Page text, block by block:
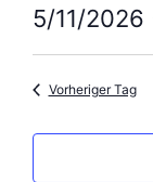
5/11/2026
wählen.
Vorheriger Tag